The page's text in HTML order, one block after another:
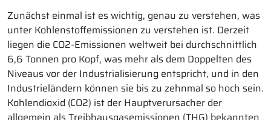
Zunächst einmal ist es wichtig, genau zu verstehen, was
unter Kohlenstoffemissionen zu verstehen ist. Derzeit
liegen die CO2-Emissionen weltweit bei durchschnittlich
6,6 Tonnen pro Kopf, was mehr als dem Doppelten des
Niveaus vor der Industrialisierung entspricht, und in den
Industrieländern können sie bis zu zehnmal so hoch sein.
Kohlendioxid (CO2) ist der Hauptverursacher der